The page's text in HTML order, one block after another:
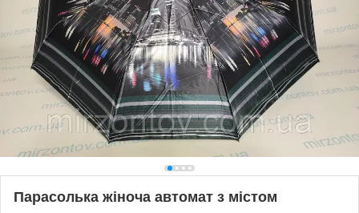
Парасолька жіноча автомат з містом